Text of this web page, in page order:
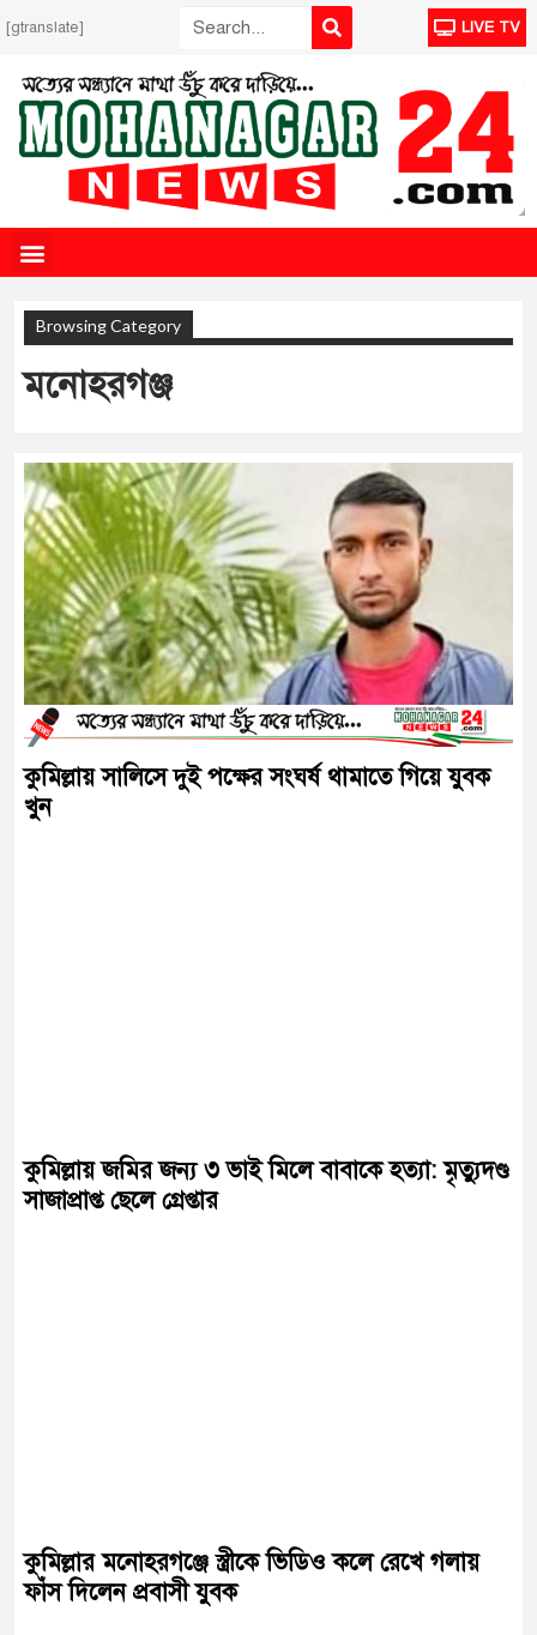
[gtranslate] LIVE TV
Browsing Category
মনোহরগঞ্জ
কুমিল্লায় সালিসে দুই পক্ষের সংঘর্ষ থামাতে গিয়ে যুবক
খুন
কুমিল্লায় জমির জন্য ৩ ভাই মিলে বাবাকে হত্যা: মৃত্যুদণ্ড
সাজাপ্রাপ্ত ছেলে গ্রেপ্তার
কুমিল্লার মনোহরগঞ্জে স্ত্রীকে ভিডিও কলে রেখে গলায়
ফাঁস দিলেন প্রবাসী যুবক